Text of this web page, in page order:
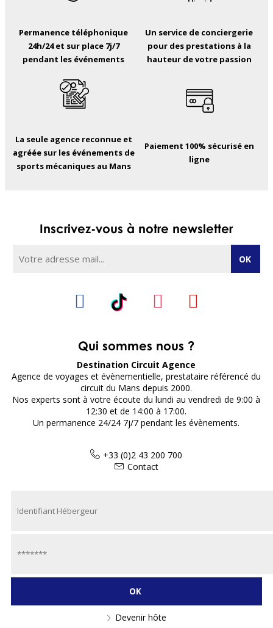
Permanence téléphonique
24h/24 et sur place 7j/7
pendant les événements
Un service de conciergerie
pour des prestations à la
hauteur de votre passion
La seule agence reconnue et
agréée sur les événements de
sports mécaniques au Mans
Paiement 100% sécurisé en
ligne
Qui sommes nous ?
Destination Circuit Agence
Agence de voyages et évènementielle, prestataire référencé du
circuit du Mans depuis 2000.
Nos experts sont à votre écoute du lundi au vendredi de 9:00 à
12:30 et de 14:00 à 17:00.
Un permanence 24/24 7j/7 pendant les évènements.
+33 (0)2 43 200 700
Contact
Inscrivez-vous à notre newsletter
Devenir hôte